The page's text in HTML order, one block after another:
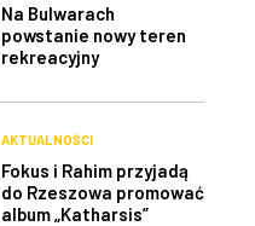
Na Bulwarach
powstanie nowy teren
rekreacyjny
AKTUALNOŚCI
Fokus i Rahim przyjadą
do Rzeszowa promować
album „Katharsis”